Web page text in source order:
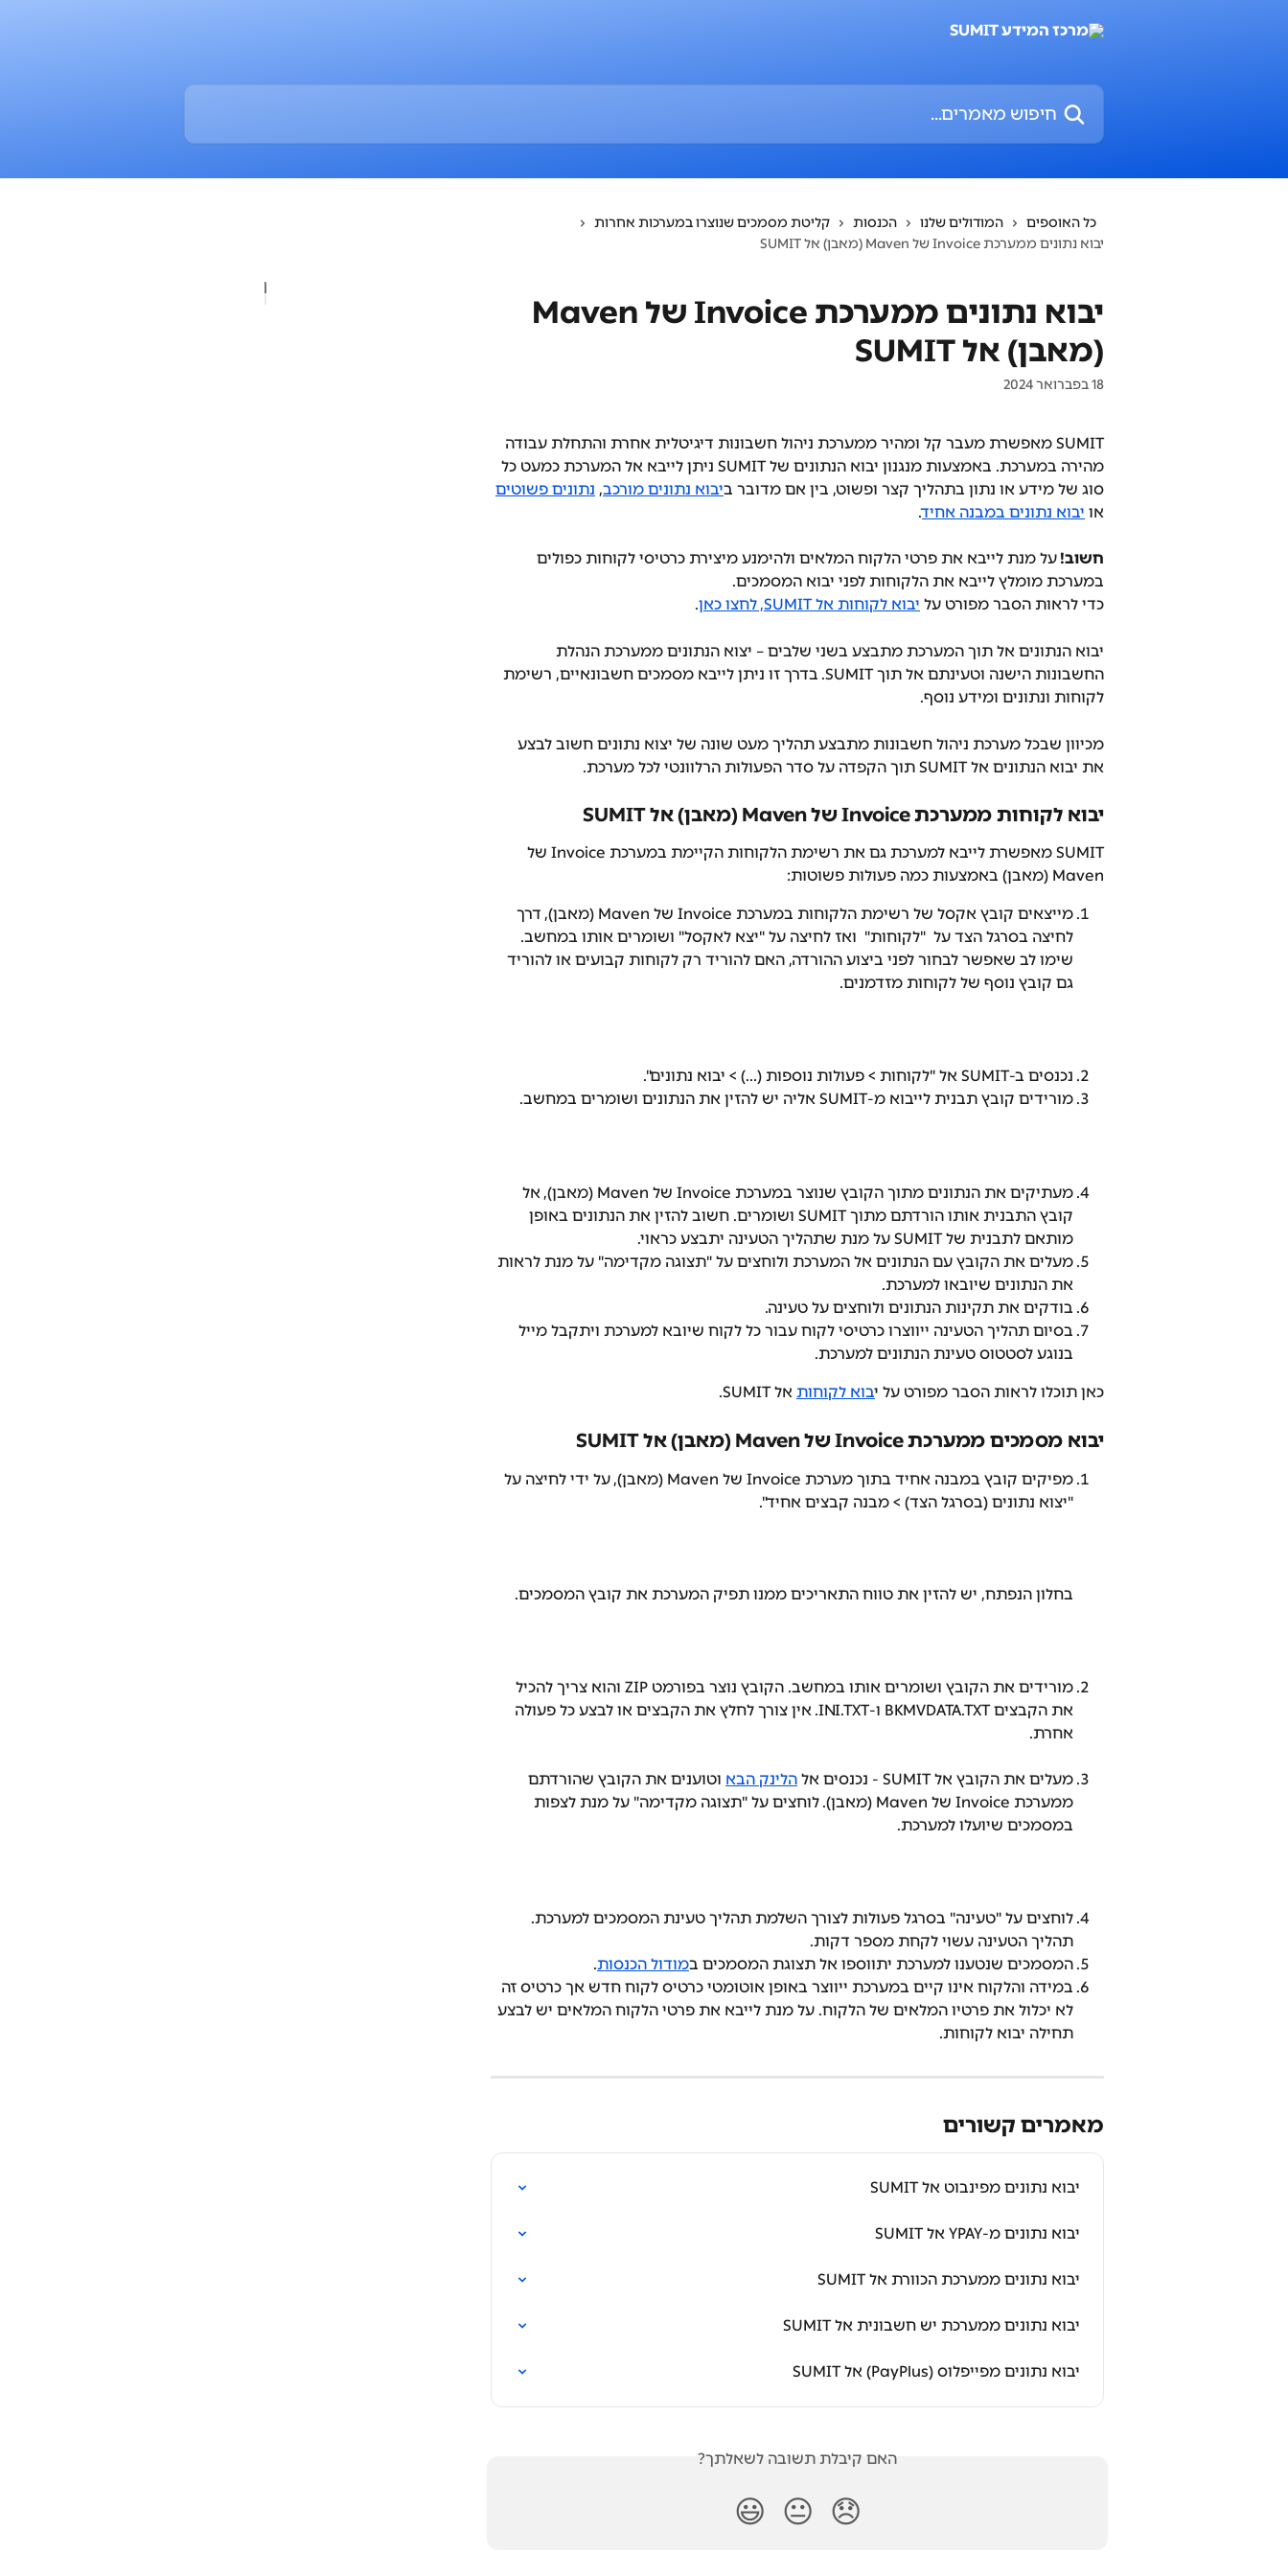
חיפוש מאמרים...
כל האוספים המודולים שלנו הכנסות
קליטת מסמכים שנוצרו במערכות אחרות
יבוא נתונים ממערכת Invoice של Maven (מאבן) אל SUMIT
יבוא נתונים ממערכת Invoice של Maven
(מאבן) אל SUMIT
18 בפברואר 2024
SUMIT מאפשרת מעבר קל ומהיר ממערכת ניהול חשבונות דיגיטלית אחרת והתחלת עבודה
מהירה במערכת. באמצעות מנגנון יבוא הנתונים של SUMIT ניתן לייבא אל המערכת כמעט כל
סוג של מידע או נתון בתהליך קצר ופשוט, בין אם מדובר ביבוא נתונים מורכב, נתונים פשוטים
או יבוא נתונים במבנה אחיד.
חשוב! על מנת לייבא את פרטי הלקוח המלאים ולהימנע מיצירת כרטיסי לקוחות כפולים
במערכת מומלץ לייבא את הלקוחות לפני יבוא המסמכים.
כדי לראות הסבר מפורט על יבוא לקוחות אל SUMIT, לחצו כאן .
יבוא הנתונים אל תוך המערכת מתבצע בשני שלבים – יצוא הנתונים ממערכת הנהלת
החשבונות הישנה וטעינתם אל תוך SUMIT. בדרך זו ניתן לייבא מסמכים חשבונאיים, רשימת
לקוחות ונתונים ומידע נוסף.
מכיוון שבכל מערכת ניהול חשבונות מתבצע תהליך מעט שונה של יצוא נתונים חשוב לבצע
את יבוא הנתונים אל SUMIT תוך הקפדה על סדר הפעולות הרלוונטי לכל מערכת.
יבוא לקוחות ממערכת Invoice של Maven (מאבן) אל SUMIT
SUMIT מאפשרת לייבא למערכת גם את רשימת הלקוחות הקיימת במערכת Invoice של
Maven (מאבן) באמצעות כמה פעולות פשוטות:
מייצאים קובץ אקסל של רשימת הלקוחות במערכת Invoice של Maven (מאבן), דרך
לחיצה בסרגל הצד על  "לקוחות"  ואז לחיצה על "יצא לאקסל" ושומרים אותו במחשב.
שימו לב שאפשר לבחור לפני ביצוע ההורדה, האם להוריד רק לקוחות קבועים או להוריד
גם קובץ נוסף של לקוחות מזדמנים.
נכנסים ב-SUMIT אל "לקוחות > פעולות נוספות (...) > יבוא נתונים".
מורידים קובץ תבנית לייבוא מ-SUMIT אליה יש להזין את הנתונים ושומרים במחשב.
מעתיקים את הנתונים מתוך הקובץ שנוצר במערכת Invoice של Maven (מאבן), אל
קובץ התבנית אותו הורדתם מתוך SUMIT ושומרים. חשוב להזין את הנתונים באופן
מותאם לתבנית של SUMIT על מנת שתהליך הטעינה יתבצע כראוי.
מעלים את הקובץ עם הנתונים אל המערכת ולוחצים על "תצוגה מקדימה" על מנת לראות
את הנתונים שיובאו למערכת.
בודקים את תקינות הנתונים ולוחצים על טעינה.
בסיום תהליך הטעינה ייווצרו כרטיסי לקוח עבור כל לקוח שיובא למערכת ויתקבל מייל
בנוגע לסטטוס טעינת הנתונים למערכת.
כאן תוכלו לראות הסבר מפורט על יבוא לקוחות אל SUMIT.
יבוא מסמכים ממערכת Invoice של Maven (מאבן) אל SUMIT
מפיקים קובץ במבנה אחיד בתוך מערכת Invoice של Maven (מאבן), על ידי לחיצה על
"יצוא נתונים (בסרגל הצד) > מבנה קבצים אחיד".
בחלון הנפתח, יש להזין את טווח התאריכים ממנו תפיק המערכת את קובץ המסמכים.
מורידים את הקובץ ושומרים אותו במחשב. הקובץ נוצר בפורמט ZIP והוא צריך להכיל
את הקבצים BKMVDATA.TXT ו-INI.TXT. אין צורך לחלץ את הקבצים או לבצע כל פעולה
אחרת.
מעלים את הקובץ אל SUMIT - נכנסים אל הלינק הבא וטוענים את הקובץ שהורדתם
ממערכת Invoice של Maven (מאבן). לוחצים על "תצוגה מקדימה" על מנת לצפות
במסמכים שיועלו למערכת.
לוחצים על "טעינה" בסרגל פעולות לצורך השלמת תהליך טעינת המסמכים למערכת.
תהליך הטעינה עשוי לקחת מספר דקות.
המסמכים שנטענו למערכת יתווספו אל תצוגת המסמכים במודול הכנסות.
במידה והלקוח אינו קיים במערכת ייווצר באופן אוטומטי כרטיס לקוח חדש אך כרטיס זה
לא יכלול את פרטיו המלאים של הלקוח. על מנת לייבא את פרטי הלקוח המלאים יש לבצע
תחילה יבוא לקוחות.
מאמרים קשורים
יבוא נתונים מפינבוט אל SUMIT
יבוא נתונים מ-YPAY אל SUMIT
יבוא נתונים ממערכת הכוורת אל SUMIT
יבוא נתונים ממערכת יש חשבונית אל SUMIT
יבוא נתונים מפייפלוס (PayPlus) אל SUMIT
האם קיבלת תשובה לשאלתך?
😞
😐
😃